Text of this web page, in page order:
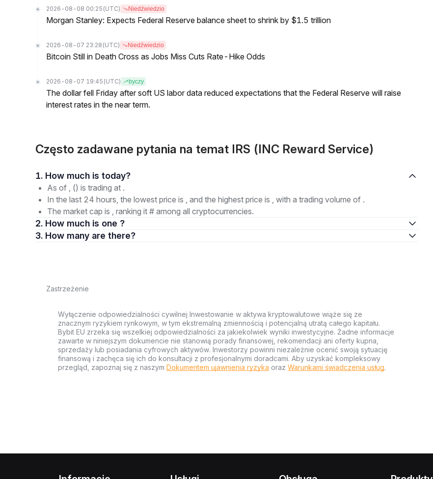
2026-08-08 00:25 (UTC) Niedźwiedzio
Morgan Stanley: Expects Federal Reserve balance sheet to shrink by $1.5 trillion
2026-08-07 23:28 (UTC) Niedźwiedzio
Bitcoin Still in Death Cross as Jobs Miss Cuts Rate-Hike Odds
2026-08-07 19:45 (UTC) byczy
The dollar fell Friday after soft US labor data reduced expectations that the Federal Reserve will raise
interest rates in the near term.
Często zadawane pytania na temat IRS (INC Reward Service)
1. How much is today?
As of , () is trading at .
In the last 24 hours, the lowest price is , and the highest price is , with a trading volume of .
The market cap is , ranking it # among all cryptocurrencies.
2. How much is one ?
3. How many are there?
Zastrzeżenie
Wyłączenie odpowiedzialności cywilnej Inwestowanie w aktywa kryptowalutowe wiąże się ze
znacznym ryzykiem rynkowym, w tym ekstremalną zmiennością i potencjalną utratą całego kapitału.
Bybit EU zrzeka się wszelkiej odpowiedzialności za jakiekolwiek wyniki inwestycyjne. Żadne informacje
zawarte w niniejszym dokumencie nie stanowią porady finansowej, rekomendacji ani oferty kupna,
sprzedaży lub posiadania cyfrowych aktywów. Inwestorzy powinni niezależnie ocenić swoją sytuację
finansową i zachęca się ich do konsultacji z profesjonalnymi doradcami. Aby uzyskać kompleksowy
przegląd, zapoznaj się z naszym Dokumentem ujawnienia ryzyka oraz Warunkami świadczenia usług.